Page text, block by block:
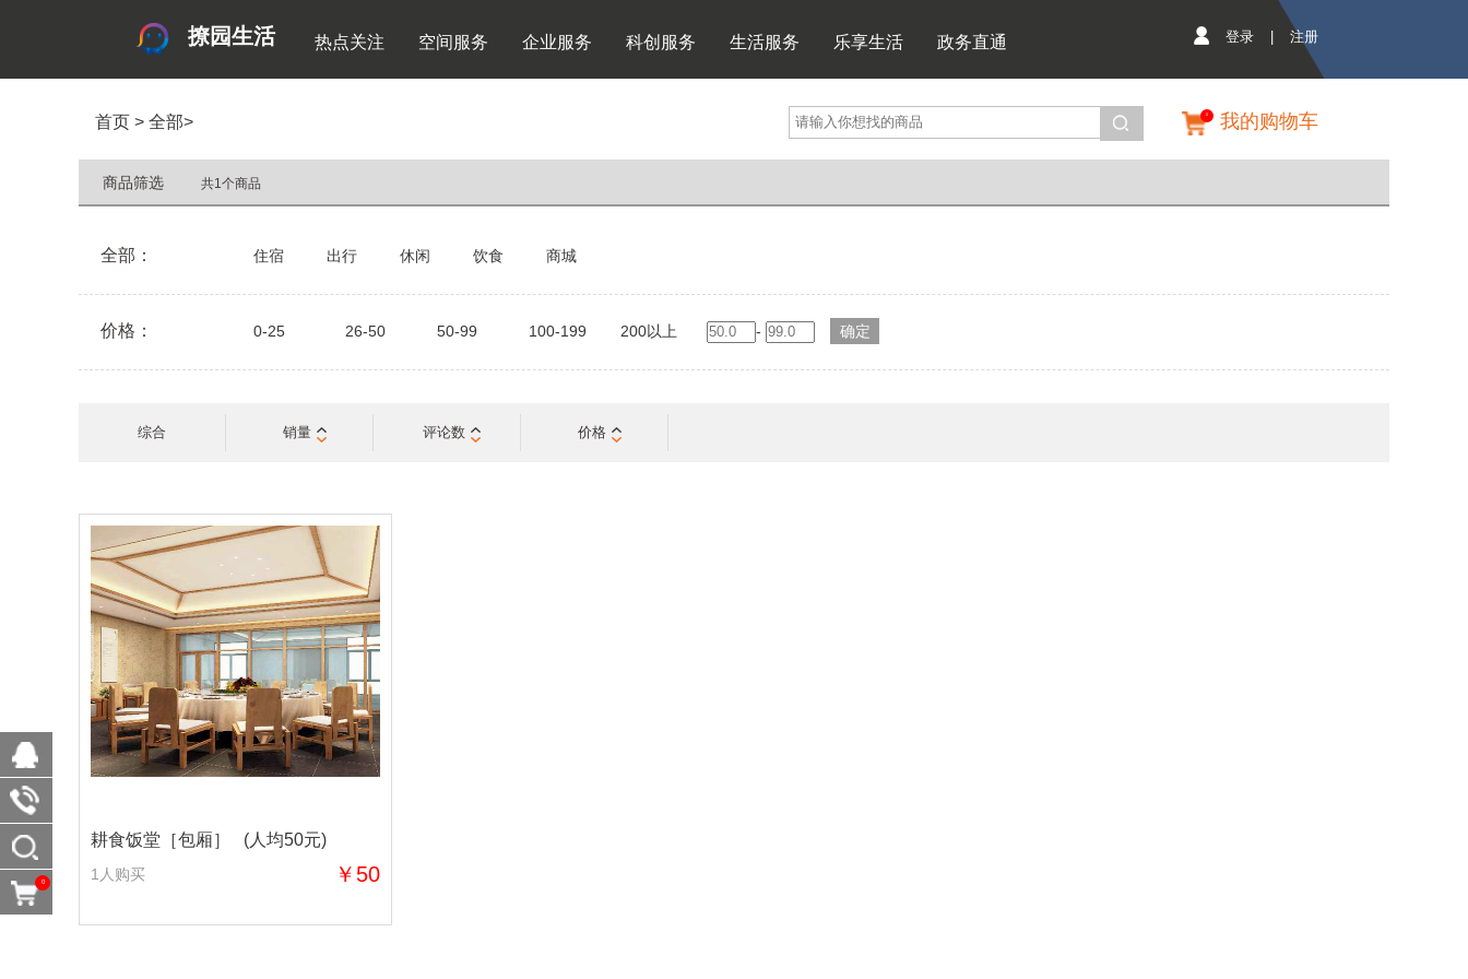
撩园生活 热点关注 空间服务 企业服务 科创服务 生活服务 乐享生活 政务直通 登录 注册
首页 > 全部> 0 我的购物车
商品筛选 共1个商品
全部： 住宿 出行 休闲 饮食 商城
价格： 0-25 26-50 50-99 100-199 200以上 -
综合 销量 评论数 价格
耕食饭堂［包厢］ (人均50元)
1人购买 ￥50
0